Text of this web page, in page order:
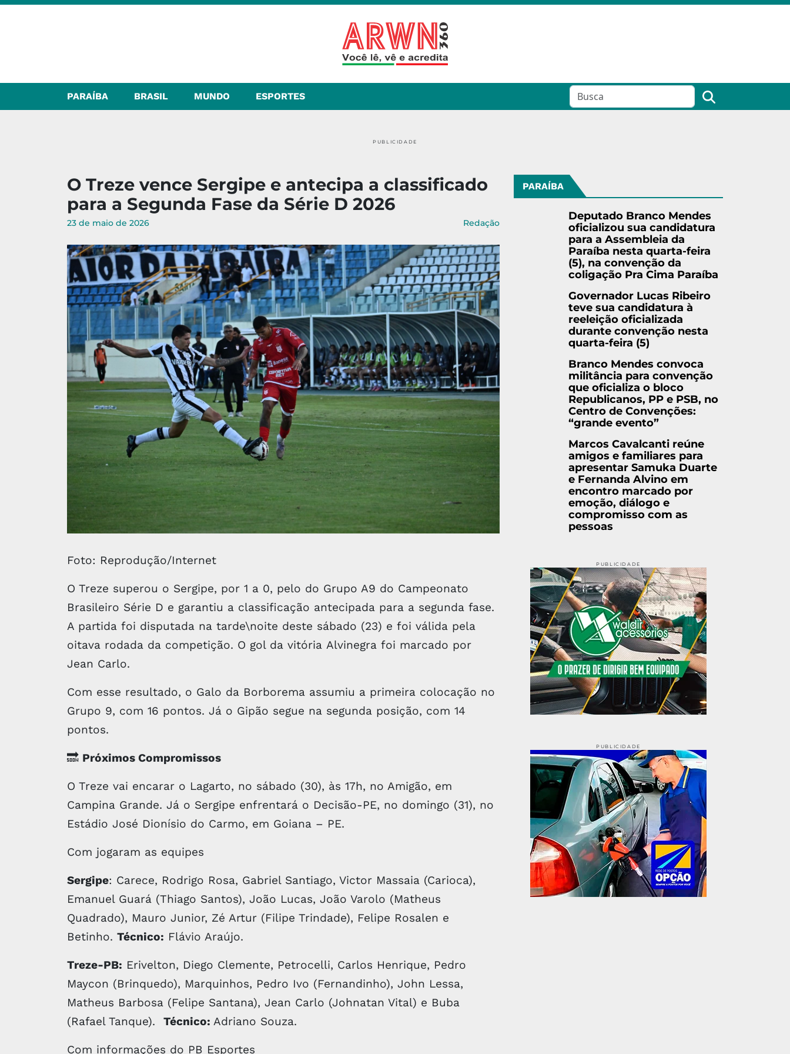
PARAÍBA BRASIL MUNDO ESPORTES
PUBLICIDADE
O Treze vence Sergipe e antecipa a classificado
para a Segunda Fase da Série D 2026
23 de maio de 2026 Redação
Foto: Reprodução/Internet
O Treze superou o Sergipe, por 1 a 0, pelo do Grupo A9 do Campeonato
Brasileiro Série D e garantiu a classificação antecipada para a segunda fase.
A partida foi disputada na tarde\noite deste sábado (23) e foi válida pela
oitava rodada da competição. O gol da vitória Alvinegra foi marcado por
Jean Carlo.
Com esse resultado, o Galo da Borborema assumiu a primeira colocação no
Grupo 9, com 16 pontos. Já o Gipão segue na segunda posição, com 14
pontos.
🔜 Próximos Compromissos
O Treze vai encarar o Lagarto, no sábado (30), às 17h, no Amigão, em
Campina Grande. Já o Sergipe enfrentará o Decisão-PE, no domingo (31), no
Estádio José Dionísio do Carmo, em Goiana – PE.
Com jogaram as equipes
Sergipe: Carece, Rodrigo Rosa, Gabriel Santiago, Victor Massaia (Carioca),
Emanuel Guará (Thiago Santos), João Lucas, João Varolo (Matheus
Quadrado), Mauro Junior, Zé Artur (Filipe Trindade), Felipe Rosalen e
Betinho. Técnico: Flávio Araújo.
Treze-PB: Erivelton, Diego Clemente, Petrocelli, Carlos Henrique, Pedro
Maycon (Brinquedo), Marquinhos, Pedro Ivo (Fernandinho), John Lessa,
Matheus Barbosa (Felipe Santana), Jean Carlo (Johnatan Vital) e Buba
(Rafael Tanque). Técnico: Adriano Souza.
Com informações do PB Esportes
PARAÍBA
Deputado Branco Mendes
oficializou sua candidatura
para a Assembleia da
Paraíba nesta quarta-feira
(5), na convenção da
coligação Pra Cima Paraíba
Governador Lucas Ribeiro
teve sua candidatura à
reeleição oficializada
durante convenção nesta
quarta-feira (5)
Branco Mendes convoca
militância para convenção
que oficializa o bloco
Republicanos, PP e PSB, no
Centro de Convenções:
“grande evento”
Marcos Cavalcanti reúne
amigos e familiares para
apresentar Samuka Duarte
e Fernanda Alvino em
encontro marcado por
emoção, diálogo e
compromisso com as
pessoas
PUBLICIDADE
PUBLICIDADE